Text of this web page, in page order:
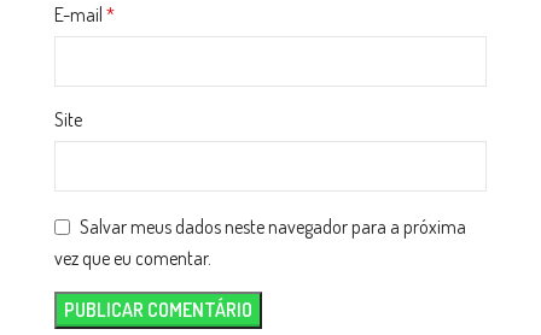
E-mail *
Site
Salvar meus dados neste navegador para a próxima
vez que eu comentar.